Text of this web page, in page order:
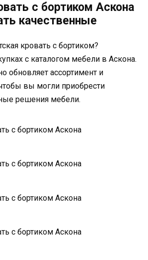
с бортиком Аскона
качественные
кровать с бортиком?
с каталогом мебели в Аскона.
обновляет ассортимент и
вы могли приобрести
решения мебели.